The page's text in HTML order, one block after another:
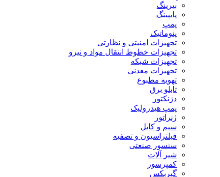
بیرینگ
پایپینگ
پمپ
پنوماتیک
تجهیزات امنیتی و نظارتی
تجهیزات خطوط انتقال مواد و نیرو
تجهیزات شبکه
تجهیزات معدنی
تهویه مطبوع
تابلو برق
دژنکتور
پمپ هیدرولیک
ژنراتور
سیم و کابل
فیلتراسیون و تصفیه
سنسور صنعتی
شیر آلات
کمپرسور
گیربکس